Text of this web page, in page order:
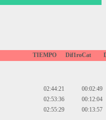
TIEMPO Dif1roCat
02:44:21 00:02:49
02:53:36 00:12:04
02:55:29 00:13:57